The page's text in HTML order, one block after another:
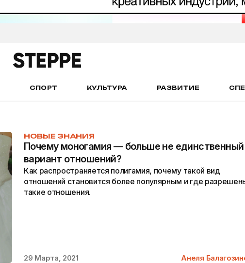
СПОРТ КУЛЬТУРА РАЗВИТИЕ
НОВЫЕ ЗНАНИЯ
Почему моногамия — больше не единственный
вариант отношений?
Как распространяется полигамия, почему такой вид
отношений становится более популярным и где
такие отношения.
29 Марта, 2021 Анеля